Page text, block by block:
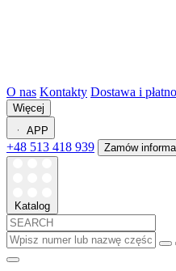
O nas Kontakty Dostawa i
Więcej
APP
+48 513 418 939 Zamów
Katalog